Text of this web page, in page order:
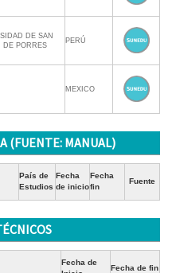
DE SAN
DE PORRES
PERÚ
MEXICO
(FUENTE: MANUAL)
País de
Estudios
Fecha
de inicio
Fecha
fin
Fuente
Fecha de
Fecha de fin